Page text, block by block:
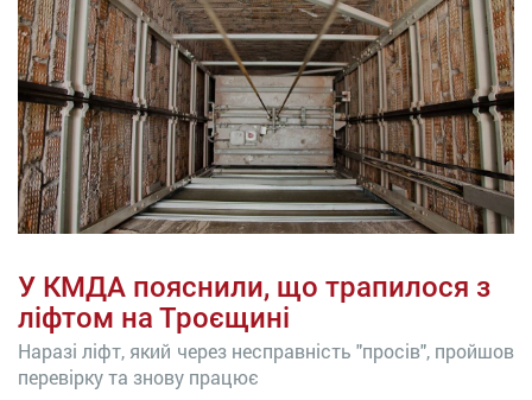
У КМДА пояснили, що трапилося з
ліфтом на Троєщині
Наразі ліфт, який через несправність "просів", пройшов
перевірку та знову працює